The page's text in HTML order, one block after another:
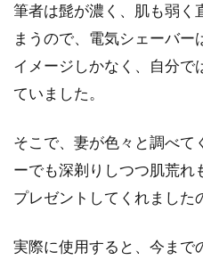
筆者は髭が濃く、肌も弱く
まうので、電気シェーバー
イメージしかなく、自分で
ていました。
そこで、妻が色々と調べて
ーでも深剃りしつつ肌荒れ
プレゼントしてくれました
実際に使用すると、今まで